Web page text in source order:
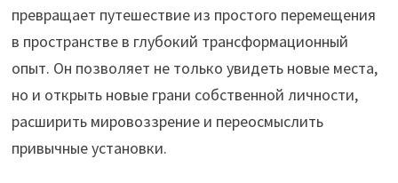
превращает путешествие из простого перемещения
в пространстве в глубокий трансформационный
опыт. Он позволяет не только увидеть новые места,
но и открыть новые грани собственной личности,
расширить мировоззрение и переосмыслить
привычные установки.